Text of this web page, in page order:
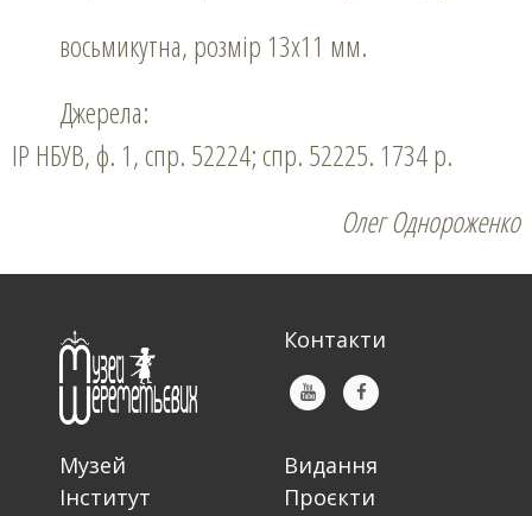
восьмикутна, розмір 13х11 мм.
Джерела:
ІР НБУВ, ф. 1, спр. 52224; спр. 52225. 1734 р.
Олег Однороженко
Контакти
Музей
Інститут
Видання
Проєкти